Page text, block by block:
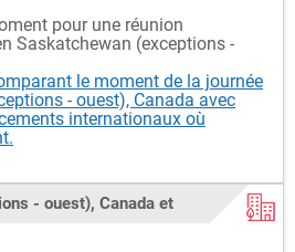
pour une réunion
Saskatchewan (exceptions -
le moment de la journée
- ouest), Canada avec
internationaux où
- ouest), Canada et